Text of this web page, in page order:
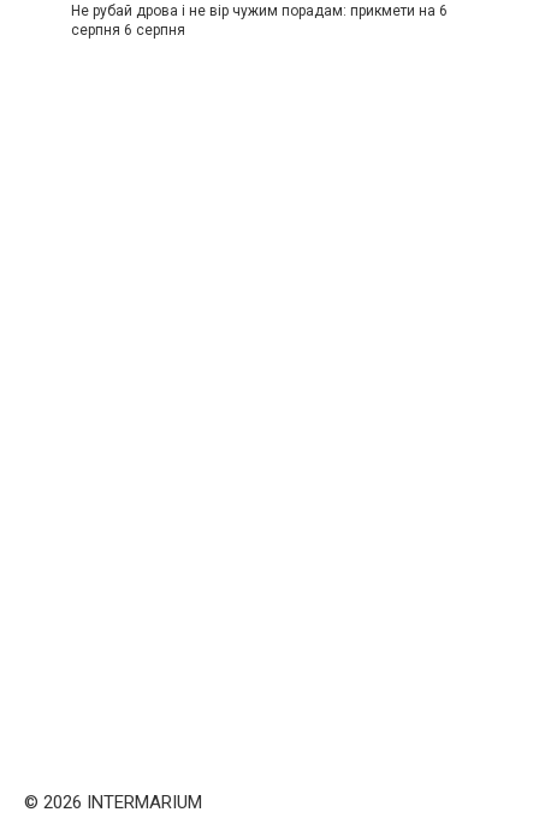
Не рубай дрова і не вір чужим порадам: прикмети на 6
серпня 6 серпня
© 2026 INTERMARIUM